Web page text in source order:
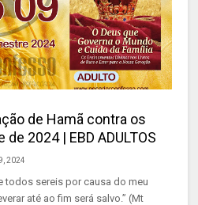
de Hamã contra os
2024 | EBD ADULTOS
2024
todos sereis por causa do meu
até ao fim será salvo.” (Mt